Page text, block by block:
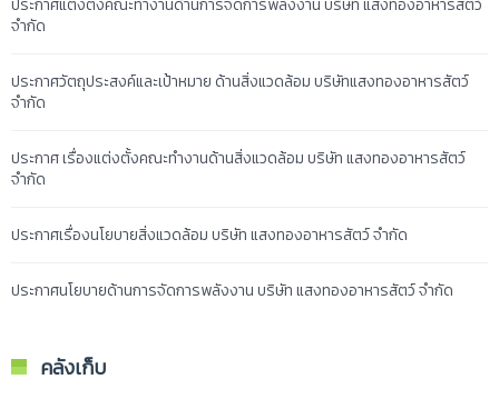
จำกัด
ประกาศวัตถุประสงค์และเป้าหมาย ด้านสิ่งแวดล้อม บริษัทแสงทองอาหารสัตว์
จำกัด
ประกาศ เรื่องแต่งตั้งคณะทำงานด้านสิ่งแวดล้อม บริษัท แสงทองอาหารสัตว์
จำกัด
ประกาศเรื่องนโยบายสิ่งแวดล้อม บริษัท แสงทองอาหารสัตว์ จำกัด
ประกาศนโยบายด้านการจัดการพลังงาน บริษัท แสงทองอาหารสัตว์ จำกัด
คลังเก็บ